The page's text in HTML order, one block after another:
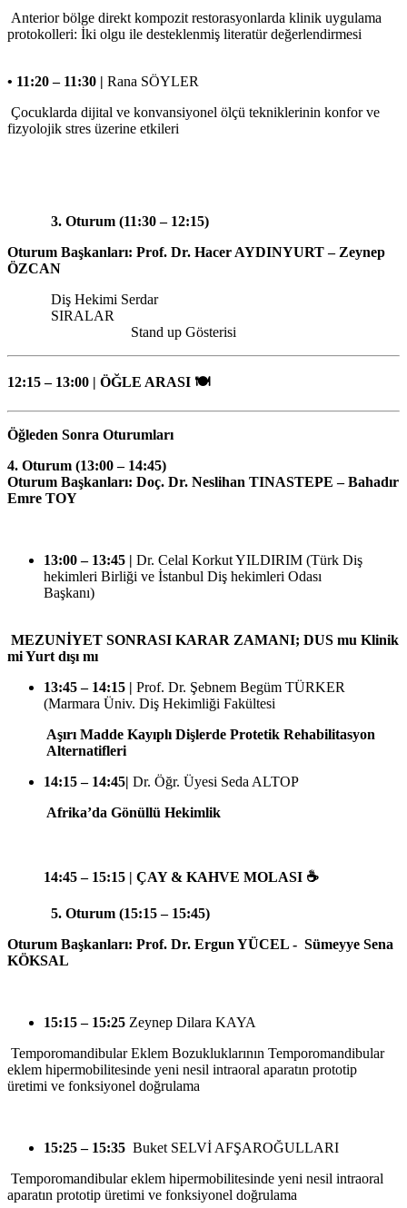
Anterior bölge direkt kompozit restorasyonlarda klinik uygulama
protokolleri: İki olgu ile desteklenmiş literatür değerlendirmesi
• 11:20 – 11:30 | Rana SÖYLER
Çocuklarda dijital ve konvansiyonel ölçü tekniklerinin konfor ve
fizyolojik stres üzerine etkileri
3. Oturum (11:30 – 12:15)
Oturum Başkanları: Prof. Dr. Hacer AYDINYURT – Zeynep
ÖZCAN
Diş Hekimi Serdar
Stand up Gösterisi
12:15 – 13:00 | ÖĞLE ARASI 🍽️
Öğleden Sonra Oturumları
4. Oturum (13:00 – 14:45)
Oturum Başkanları: Doç. Dr. Neslihan TINASTEPE – Bahadır
Emre TOY
13:00 – 13:45 | Dr. Celal Korkut YILDIRIM (Türk Diş
hekimleri Birliği ve İstanbul Diş hekimleri Odası
Başkanı)
MEZUNİYET SONRASI KARAR ZAMANI; DUS mu Klinik
mi Yurt dışı mı
13:45 – 14:15 | Prof. Dr. Şebnem Begüm TÜRKER
(Marmara Üniv. Diş Hekimliği Fakültesi
Aşırı Madde Kayıplı Dişlerde Protetik Rehabilitasyon
Alternatifleri
14:15 – 14:45| Dr. Öğr. Üyesi Seda ALTOP
Afrika’da Gönüllü Hekimlik
14:45 – 15:15 | ÇAY & KAHVE MOLASI ☕
5. Oturum (15:15 – 15:45)
Oturum Başkanları: Prof. Dr. Ergun YÜCEL - Sümeyye Sena
KÖKSAL
15:15 – 15:25 Zeynep Dilara KAYA
Temporomandibular Eklem Bozukluklarının Temporomandibular
eklem hipermobilitesinde yeni nesil intraoral aparatın prototip
üretimi ve fonksiyonel doğrulama
15:25 – 15:35 Buket SELVİ AFŞAROĞULLARI
Temporomandibular eklem hipermobilitesinde yeni nesil intraoral
aparatın prototip üretimi ve fonksiyonel doğrulama